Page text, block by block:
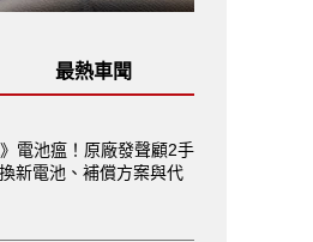
最熱車聞
電池瘟！原廠發聲顧2手
新電池、補償方案與代